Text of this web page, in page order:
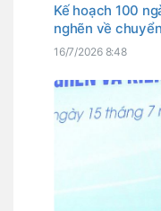
Kế hoạch 100
nghẽn về
16/7/2026 8:48